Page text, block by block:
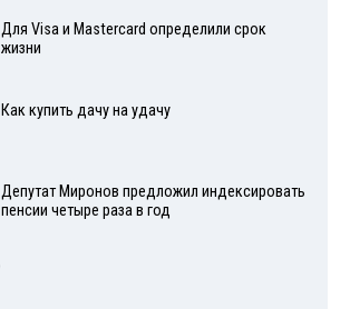
Для Visа и Mastercard определили срок
жизни
Как купить дачу на удачу
Депутат Миронов предложил индексировать
пенсии четыре раза в год